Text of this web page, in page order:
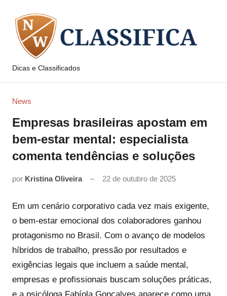
para
conteúdo
Dicas e Classificados
News
Empresas brasileiras apostam em
bem-estar mental: especialista
comenta tendências e soluções
por Kristina Oliveira 22 de outubro de 2025
Em um cenário corporativo cada vez mais exigente,
o bem-estar emocional dos colaboradores ganhou
protagonismo no Brasil. Com o avanço de modelos
híbridos de trabalho, pressão por resultados e
exigências legais que incluem a saúde mental,
empresas e profissionais buscam soluções práticas,